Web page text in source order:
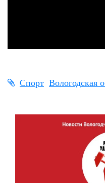
Спорт Вологодская